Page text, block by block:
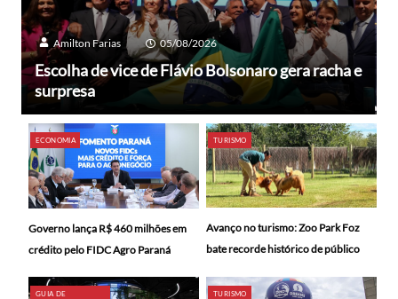
Amilton Farias 05/08/2026
Escolha de vice de Flávio Bolsonaro gera racha e
surpresa
ECONOMIA
Governo lança R$ 460 milhões em
crédito pelo FIDC Agro Paraná
TURISMO
Avanço no turismo: Zoo Park Foz
bate recorde histórico de público
GUIA DE
TURISMO